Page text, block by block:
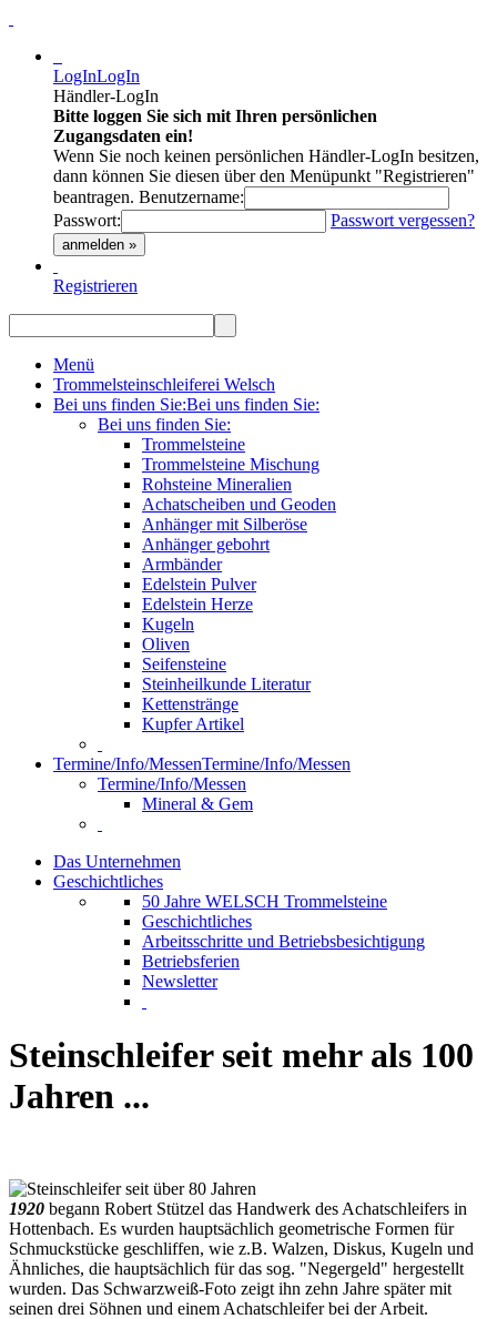
LogInLogIn
Händler-LogIn
Bitte loggen Sie sich mit Ihren persönlichen
Zugangsdaten ein!
Wenn Sie noch keinen persönlichen Händler-LogIn besitzen,
dann können Sie diesen über den Menüpunkt "Registrieren"
beantragen. Benutzername:
Passwort:
Passwort vergessen?
anmelden »
Registrieren
Menü
Trommelsteinschleiferei Welsch
Bei uns finden Sie:Bei uns finden Sie:
Bei uns finden Sie:
Trommelsteine
Trommelsteine Mischung
Rohsteine Mineralien
Achatscheiben und Geoden
Anhänger mit Silberöse
Anhänger gebohrt
Armbänder
Edelstein Pulver
Edelstein Herze
Kugeln
Oliven
Seifensteine
Steinheilkunde Literatur
Kettenstränge
Kupfer Artikel
Termine/Info/MessenTermine/Info/Messen
Termine/Info/Messen
Mineral & Gem
Das Unternehmen
Geschichtliches
50 Jahre WELSCH Trommelsteine
Geschichtliches
Arbeitsschritte und Betriebsbesichtigung
Betriebsferien
Newsletter
Steinschleifer seit mehr als 100
Jahren ...
1920 begann Robert Stützel das Handwerk des Achatschleifers in
Hottenbach. Es wurden hauptsächlich geometrische Formen für
Schmuckstücke geschliffen, wie z.B. Walzen, Diskus, Kugeln und
Ähnliches, die hauptsächlich für das sog. "Negergeld" hergestellt
wurden. Das Schwarzweiß-Foto zeigt ihn zehn Jahre später mit
seinen drei Söhnen und einem Achatschleifer bei der Arbeit.